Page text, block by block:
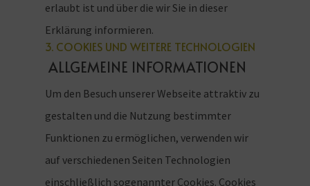
erlaubt ist und über die wir Sie in dieser
Erklärung informieren.
3. COOKIES UND WEITERE TECHNOLOGIEN
ALLGEMEINE INFORMATIONEN
Um den Besuch unserer Webseite attraktiv zu
gestalten und die Nutzung bestimmter
Funktionen zu ermöglichen, verwenden wir
auf verschiedenen Seiten Technologien
einschließlich sogenannter Cookies. Cookies